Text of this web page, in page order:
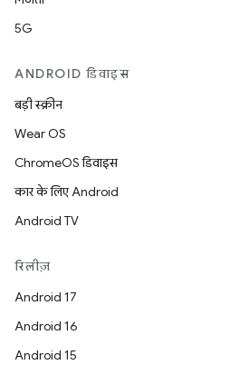
5G
ANDROID डिवाइस
बड़ी स्क्रीन
Wear OS
ChromeOS डिवाइस
कार के लिए Android
Android TV
रिलीज़
Android 17
Android 16
Android 15